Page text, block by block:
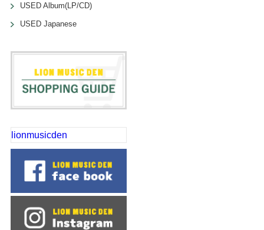
USED Album(LP/CD)
USED Japanese
lionmusicden